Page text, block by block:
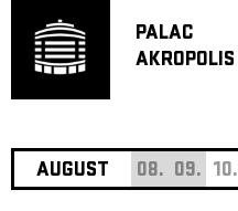
PALAC
AKROPOLIS
AUGUST 08. 09. 10.